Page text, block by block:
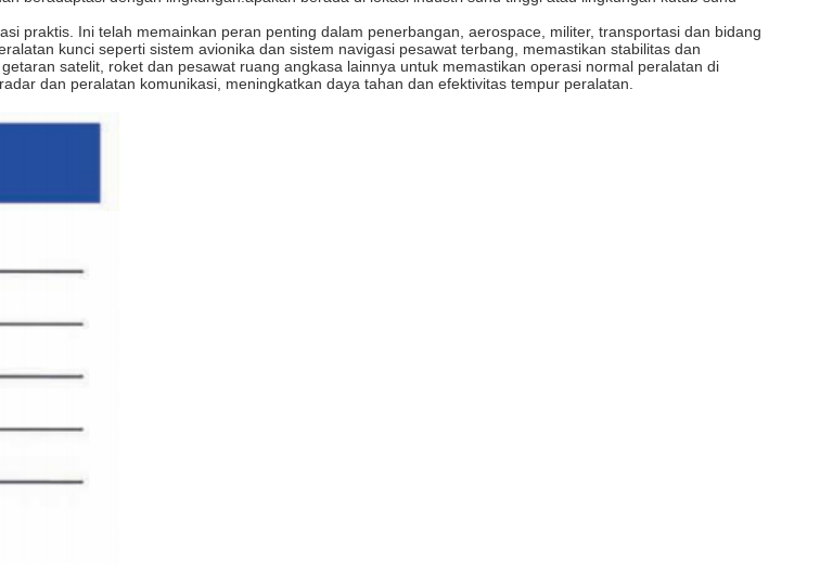
praktis. Ini telah memainkan peran penting dalam penerbangan, aerospace, militer, transportasi dan bidang
kunci seperti sistem avionika dan sistem navigasi pesawat terbang, memastikan stabilitas dan
satelit, roket dan pesawat ruang angkasa lainnya untuk memastikan operasi normal peralatan di
dan peralatan komunikasi, meningkatkan daya tahan dan efektivitas tempur peralatan.